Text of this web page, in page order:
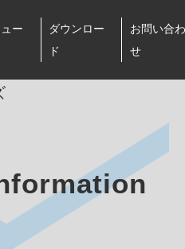
ー
ダウンロー
ド
お問い合わ
せ